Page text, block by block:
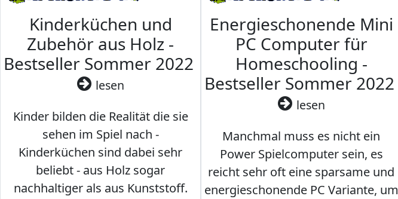
Kinderküchen und
Zubehör aus Holz -
Bestseller Sommer 2022
lesen
Kinder bilden die Realität die sie
sehen im Spiel nach -
Kinderküchen sind dabei sehr
beliebt - aus Holz sogar
nachhaltiger als aus Kunststoff.
Energieschonende Mini
PC Computer für
Homeschooling -
Bestseller Sommer 2022
lesen
Manchmal muss es nicht ein
Power Spielcomputer sein, es
reicht sehr oft eine sparsame und
energieschonende PC Variante, um